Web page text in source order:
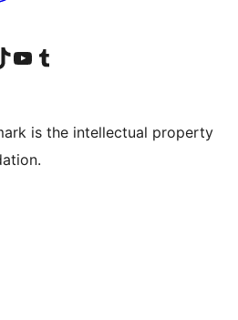
অ্যাকাউন্টটি দেখুন
আমাদের ইউটিউব চ্যানেলে যান আমাদের টাম্বলার অ্যাকাউন্ট দেখুন
is the intellectual property